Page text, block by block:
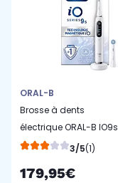
ORAL-B
Brosse à dents
électrique ORAL-B IO9s
Serie s White Alabaster
3/5(1)
179,95€